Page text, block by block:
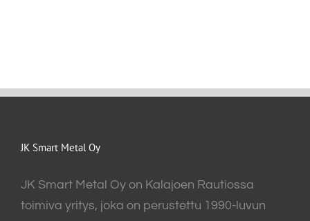
JK Smart Metal Oy
JK Smart Metal Oy on Kalajoen Rautiossa
toimiva yritys, joka on perustettu 1990-luvun